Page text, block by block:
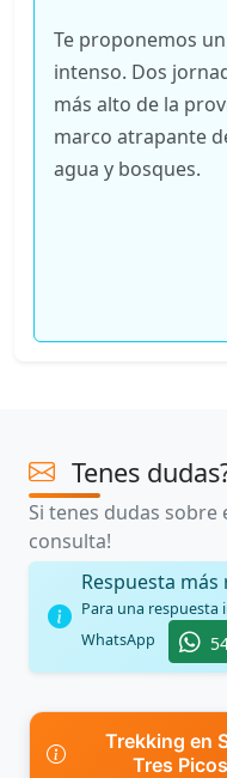
Te proponemos
intenso. Dos
más alto de la
marco atrapante
agua y bosques.
Tenes
Si tenes dudas
consulta!
Respuesta
Para una
WhatsApp
Trekking en
Tres